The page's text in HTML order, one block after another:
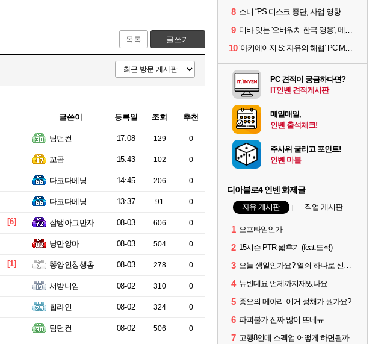
목록 글쓰기
글쓴이 등록일 조회 추천
팀던컨 17:08 129 0
꼬곰 15:43 102 0
다코다베닝 14:45 206 0
다코다베닝 13:37 91 0
[6] 잠탱아그만자 08-03 606 0
낭만앙마 08-03 504 0
[1] 똥양인칭챙총 08-03 278 0
서방니임 08-02 310 0
힙라인 08-02 324 0
팀던컨 08-02 506 0
8 소니 “PS 디스크 중단, 사업 영향 없다”
9 디바 잇는 '오버워치 한국 영웅', 메카 파일럿 디몬 나온다
10 ‘아키에이지 S: 자유의 해협’ PC MMORPG로 개발한다
PC 견적이 궁금하다면?
IT인벤 견적게시판
매일매일,
인벤 출석체크!
주사위 굴리고 포인트!
인벤 마블
디아블로4 인벤 화제글
자유 게시판 직업 게시판
1 오프타임인가
2 15시즌 PTR 짧후기 (feat.도적)
3 오늘 생일인가요? 열쇠 하나로 신화문장 2개 겟했습니다.
4 뉴빈데요 언제까지재밌나요
5 증오의 메아리 이거 정채가 뭔가요?
6 파괴불가 진짜 많이 뜨네ㅠ
7 고행8인데 스펙업 어떻게 하면될까요?